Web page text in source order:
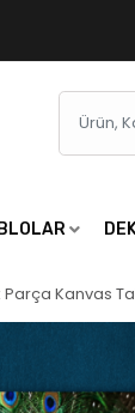
Parça Kanvas